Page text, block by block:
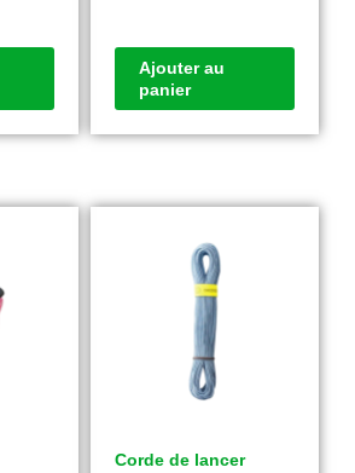
Ajouter au
panier
Corde de lancer